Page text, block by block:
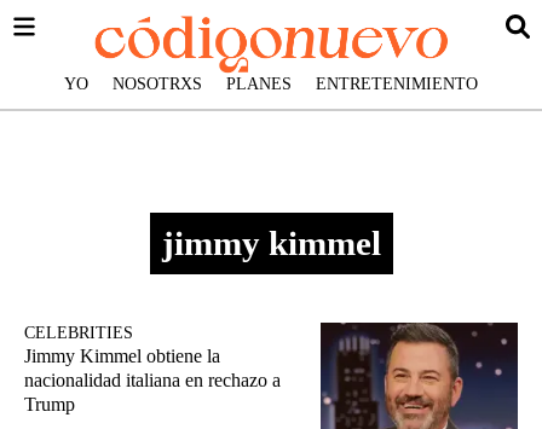
YO NOSOTRXS PLANES ENTRETENIMIENTO
jimmy kimmel
CELEBRITIES
Jimmy Kimmel obtiene la
nacionalidad italiana en rechazo a
Trump